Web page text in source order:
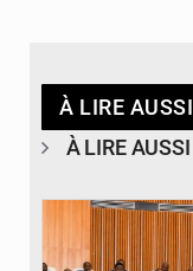
À LIRE AUSSI
À LIRE AUSSI